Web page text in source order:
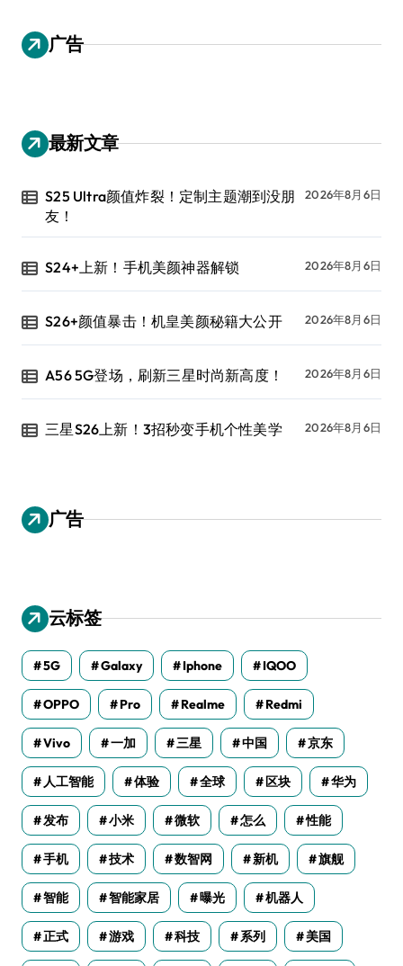
广告
最新文章
S25 Ultra颜值炸裂！定制主题潮到没朋
友！
2026年8月6日
S24+上新！手机美颜神器解锁 2026年8月6日
S26+颜值暴击！机皇美颜秘籍大公开 2026年8月6日
A56 5G登场，刷新三星时尚新高度！ 2026年8月6日
三星S26上新！3招秒变手机个性美学 2026年8月6日
广告
云标签
5G Galaxy Iphone IQOO
OPPO Pro Realme Redmi
Vivo 一加 三星 中国 京东
人工智能 体验 全球 区块 华为
发布 小米 微软 怎么 性能
手机 技术 数智网 新机 旗舰
智能 智能家居 曝光 机器人
正式 游戏 科技 系列 美国